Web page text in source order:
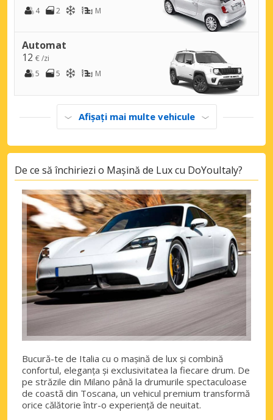
4
2 M
Automat
12 € /zi
5
5 M
Afișați mai multe vehicule
De ce să închiriezi o Mașină de Lux cu DoYouItaly?
Bucură-te de Italia cu o mașină de lux și combină
confortul, eleganța și exclusivitatea la fiecare drum. De
pe străzile din Milano până la drumurile spectaculoase
de coastă din Toscana, un vehicul premium transformă
orice călătorie într-o experiență de neuitat.